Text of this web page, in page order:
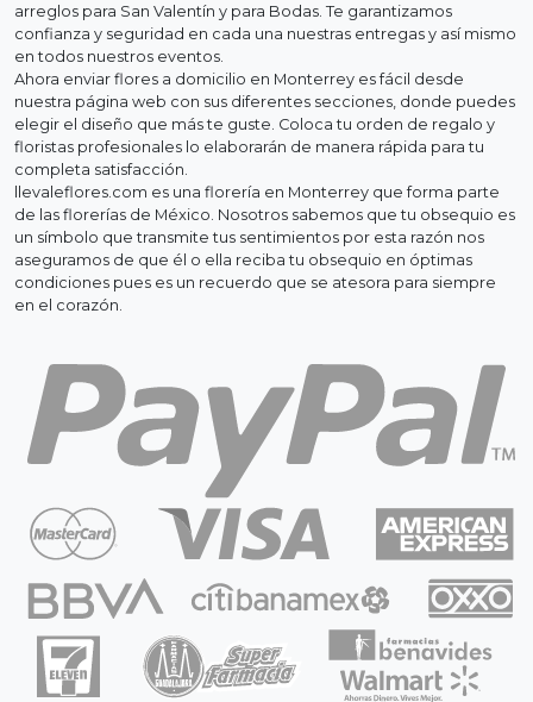
arreglos para San Valentín y para Bodas. Te garantizamos
confianza y seguridad en cada una nuestras entregas y así mismo
en todos nuestros eventos.
Ahora enviar flores a domicilio en Monterrey es fácil desde
nuestra página web con sus diferentes secciones, donde puedes
elegir el diseño que más te guste. Coloca tu orden de regalo y
floristas profesionales lo elaborarán de manera rápida para tu
completa satisfacción.
llevaleflores.com es una florería en Monterrey que forma parte
de las florerías de México. Nosotros sabemos que tu obsequio es
un símbolo que transmite tus sentimientos por esta razón nos
aseguramos de que él o ella reciba tu obsequio en óptimas
condiciones pues es un recuerdo que se atesora para siempre
en el corazón.